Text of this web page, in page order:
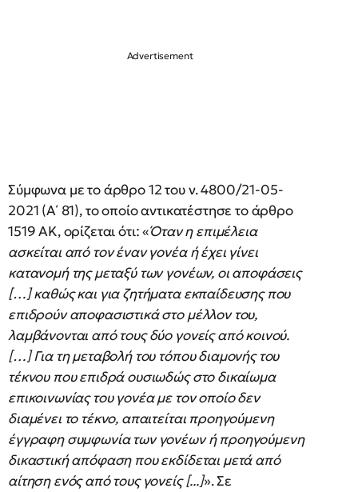
Σύμφωνα με το άρθρο 12 του ν. 4800/21-05-
2021 (Α΄ 81), το οποίο αντικατέστησε το άρθρο
1519 ΑΚ, ορίζεται ότι: «Όταν η επιμέλεια
ασκείται από τον έναν γονέα ή έχει γίνει
κατανομή της μεταξύ των γονέων, οι αποφάσεις
[…] καθώς και για ζητήματα εκπαίδευσης που
επιδρούν αποφασιστικά στο μέλλον του,
λαμβάνονται από τους δύο γονείς από κοινού.
[…] Για τη μεταβολή του τόπου διαμονής του
τέκνου που επιδρά ουσιωδώς στο δικαίωμα
επικοινωνίας του γονέα με τον οποίο δεν
διαμένει το τέκνο, απαιτείται προηγούμενη
έγγραφη συμφωνία των γονέων ή προηγούμενη
δικαστική απόφαση που εκδίδεται μετά από
αίτηση ενός από τους γονείς [...]». Σε